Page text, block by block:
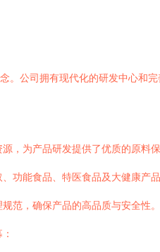
。公司拥有现代化的研发中心
，为产品研发提供了优质的原料保
功能食品、特医食品及大健康产品
范，确保产品的高品质与安全性。